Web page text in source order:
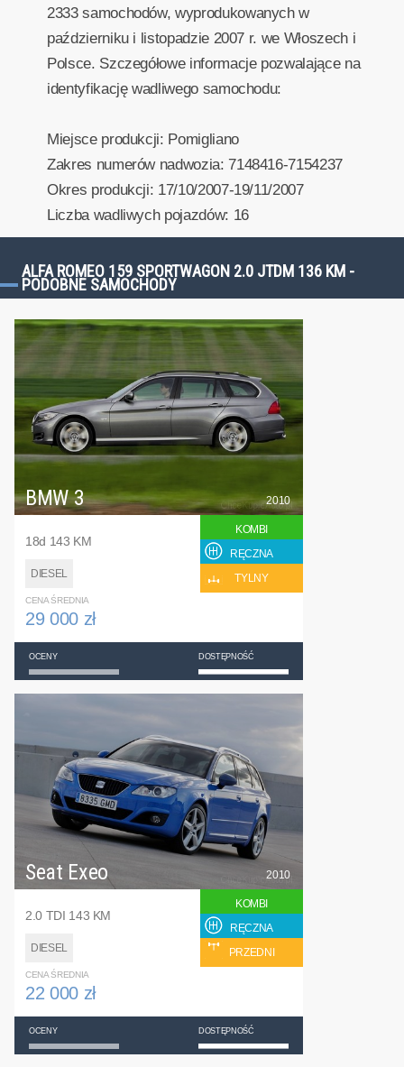
2333 samochodów, wyprodukowanych w
październiku i listopadzie 2007 r. we Włoszech i
Polsce. Szczegółowe informacje pozwalające na
identyfikację wadliwego samochodu:
Miejsce produkcji: Pomigliano
Zakres numerów nadwozia: 7148416-7154237
Okres produkcji: 17/10/2007-19/11/2007
Liczba wadliwych pojazdów: 16
ALFA ROMEO 159 SPORTWAGON 2.0 JTDM 136 KM -
PODOBNE SAMOCHODY
BMW 3
18d 143 KM
DIESEL
2010
KOMBI
RĘCZNA
TYLNY
CENA ŚREDNIA
29 000 zł
OCENY DOSTĘPNOŚĆ
Seat Exeo
2.0 TDI 143 KM
DIESEL
2010
KOMBI
RĘCZNA
PRZEDNI
CENA ŚREDNIA
22 000 zł
OCENY DOSTĘPNOŚĆ